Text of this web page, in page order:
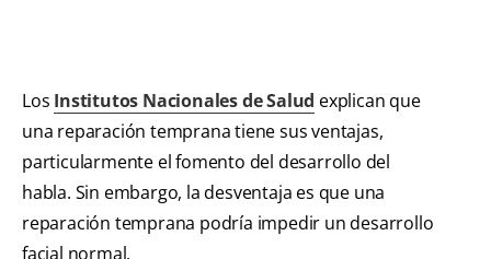
Los Institutos Nacionales de Salud explican que
una reparación temprana tiene sus ventajas,
particularmente el fomento del desarrollo del
habla. Sin embargo, la desventaja es que una
reparación temprana podría impedir un desarrollo
facial normal.